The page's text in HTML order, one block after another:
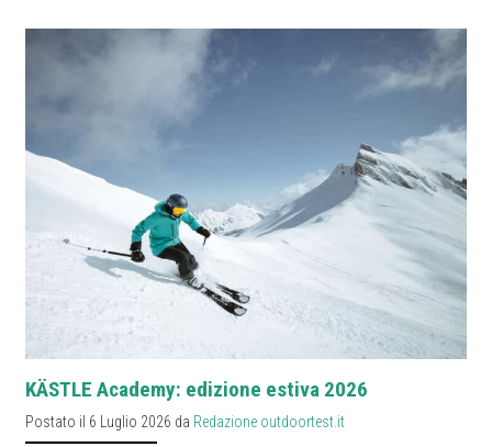
KÄSTLE Academy: edizione estiva 2026
Postato il 6 Luglio 2026 da Redazione outdoortest.it